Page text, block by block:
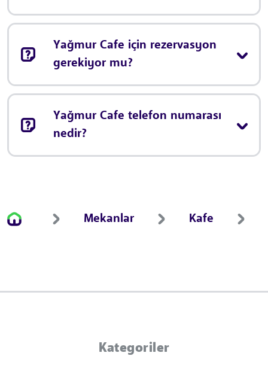
Yağmur Cafe için rezervasyon
gerekiyor mu?
Yağmur Cafe telefon numarası
nedir?
Mekanlar Kafe
Kategoriler